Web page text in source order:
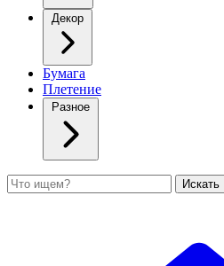
Декор
Бумага
Плетение
Разное
Поиск Искать